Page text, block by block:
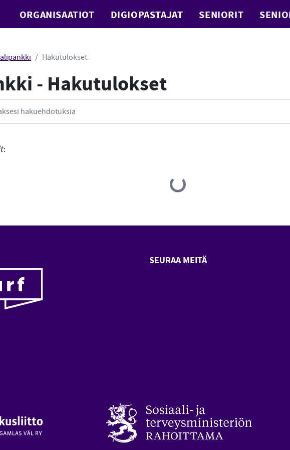
ORGANISAATIOT DIGIOPASTAJAT SENIORIT
Hakutulokset
- Hakutulokset
:
Loading...
SEURAA MEITÄ
Vanhustyön keskusliitto (avautuu uuteen ikkunaan)